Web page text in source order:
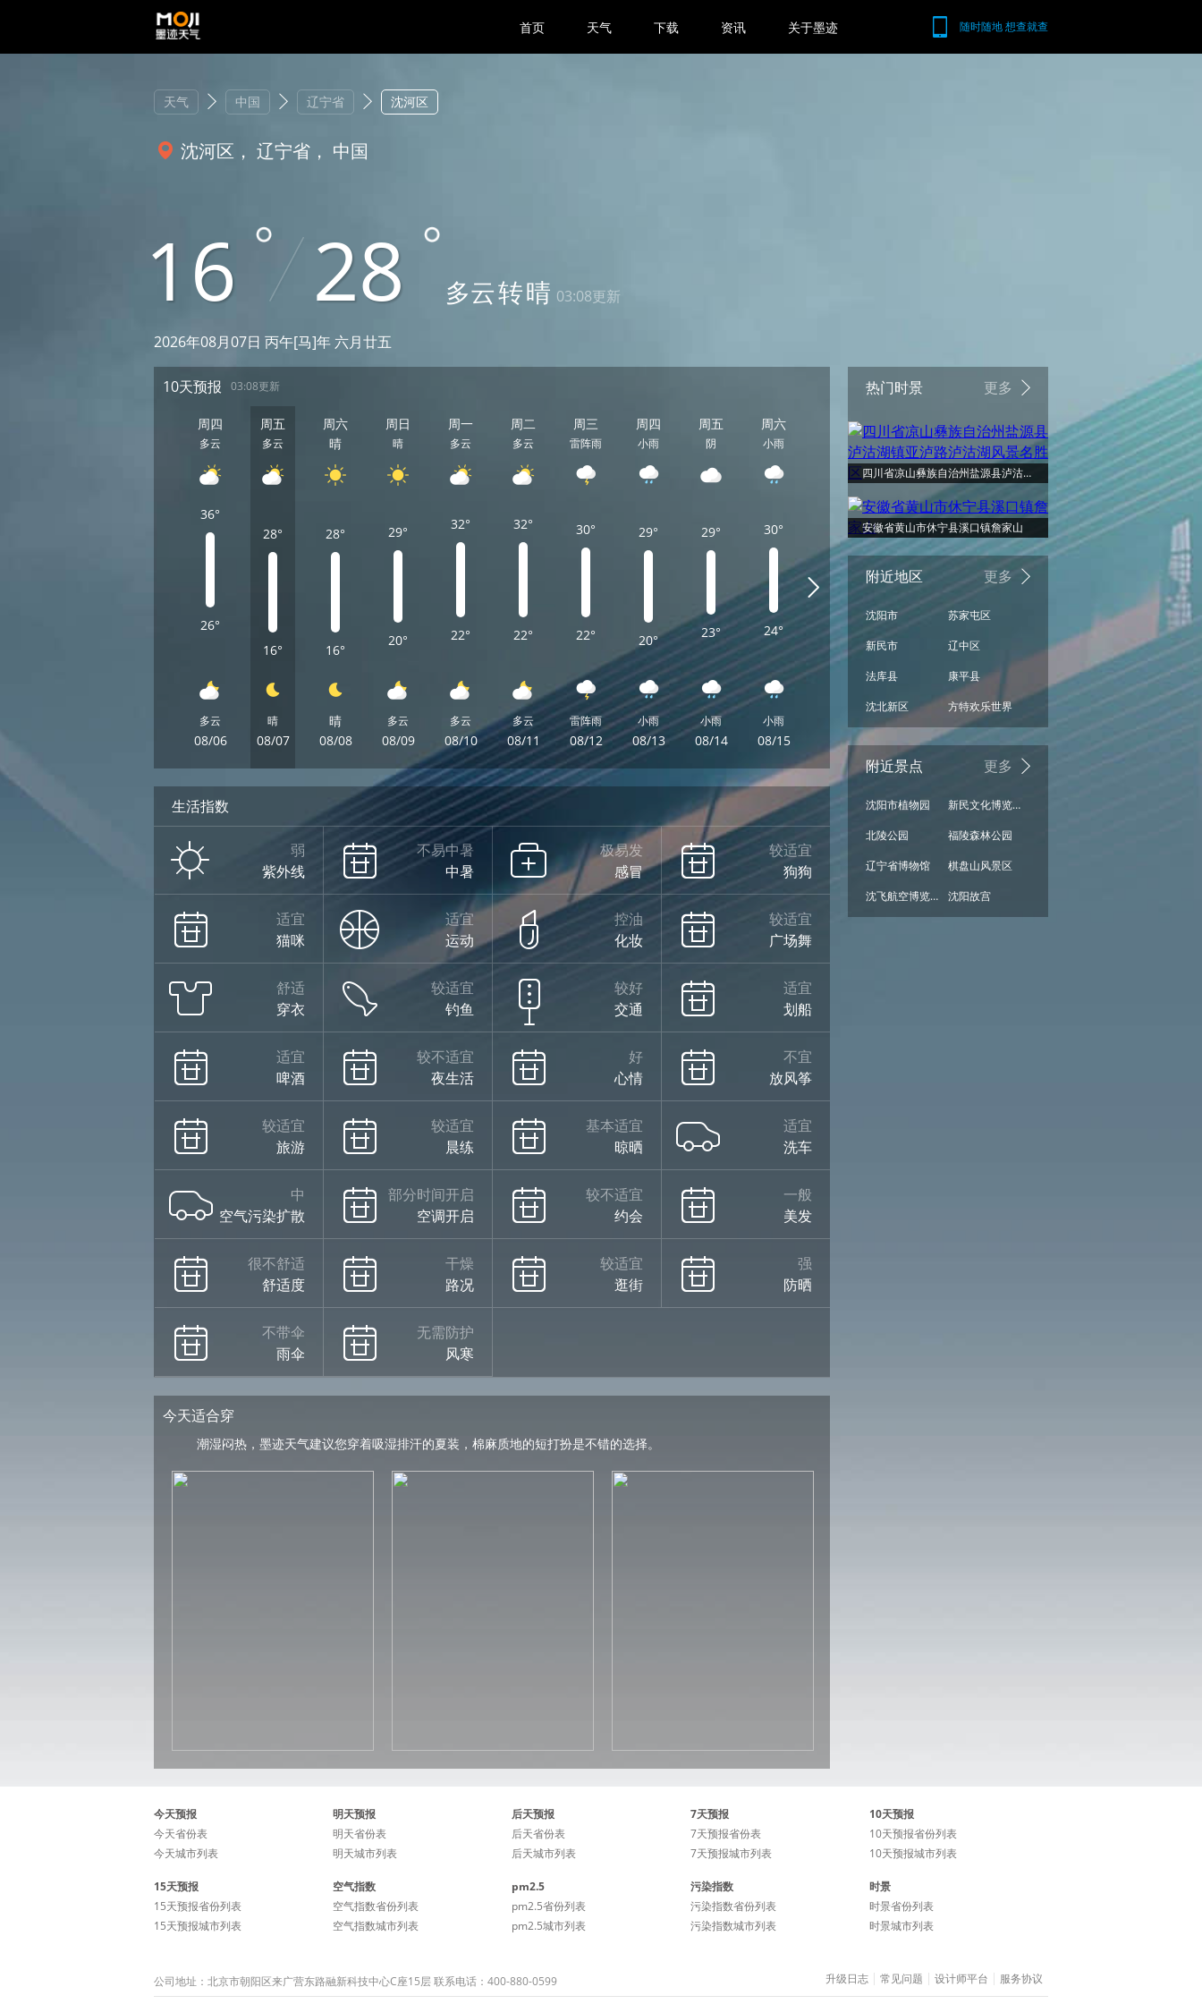
随时随地 想查就查
首页 天气 下载 资讯 关于墨迹
天气 中国 辽宁省 沈河区
沈河区， 辽宁省， 中国
16 28 多云转晴 03:08更新
2026年08月07日 丙午[马]年 六月廿五
热门时景 更多
四川省凉山彝族自治州盐源县泸沽湖镇亚泸路泸沽湖风景名胜区
安徽省黄山市休宁县溪口镇詹家山
附近地区 更多
沈阳市
苏家屯区
新民市
辽中区
法库县
康平县
沈北新区
方特欢乐世界
附近景点 更多
沈阳市植物园
新民文化博览园
北陵公园
福陵森林公园
辽宁省博物馆
棋盘山风景区
沈飞航空博览园
沈阳故宫
10天预报 03:08更新
周四
多云
36°
26°
多云
08/06
周五
多云
28°
16°
晴
08/07
周六
晴
28°
16°
晴
08/08
周日
晴
29°
20°
多云
08/09
周一
多云
32°
22°
多云
08/10
周二
多云
32°
22°
多云
08/11
周三
雷阵雨
30°
22°
雷阵雨
08/12
周四
小雨
29°
20°
小雨
08/13
周五
阴
29°
23°
小雨
08/14
周六
小雨
30°
24°
小雨
08/15
周日
24°
08/16
生活指数
弱
紫外线
不易中暑
中暑
极易发
感冒
较适宜
狗狗
适宜
猫咪
适宜
运动
控油
化妆
较适宜
广场舞
舒适
穿衣
较适宜
钓鱼
较好
交通
适宜
划船
适宜
啤酒
较不适宜
夜生活
好
心情
不宜
放风筝
较适宜
旅游
较适宜
晨练
基本适宜
晾晒
适宜
洗车
中
空气污染扩散
部分时间开启
空调开启
较不适宜
约会
一般
美发
很不舒适
舒适度
干燥
路况
较适宜
逛街
强
防晒
不带伞
雨伞
无需防护
风寒
今天适合穿
潮湿闷热，墨迹天气建议您穿着吸湿排汗的夏装，棉麻质地的短打扮是不错的选择。
今天预报
今天省份表
今天城市列表
明天预报
明天省份表
明天城市列表
后天预报
后天省份表
后天城市列表
7天预报
7天预报省份表
7天预报城市列表
10天预报
10天预报省份列表
10天预报城市列表
15天预报
15天预报省份列表
15天预报城市列表
空气指数
空气指数省份列表
空气指数城市列表
pm2.5
pm2.5省份列表
pm2.5城市列表
污染指数
污染指数省份列表
污染指数城市列表
时景
时景省份列表
时景城市列表
公司地址：北京市朝阳区来广营东路融新科技中心C座15层 联系电话：400-880-0599 升级日志 常见问题 设计师平台 服务协议